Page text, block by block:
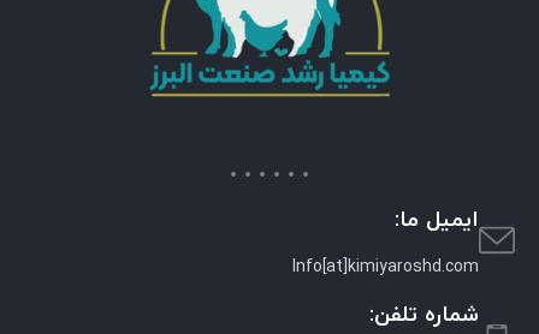
ایمیل ما:
Info[at]kimiyaroshd.com
شماره تلفن: